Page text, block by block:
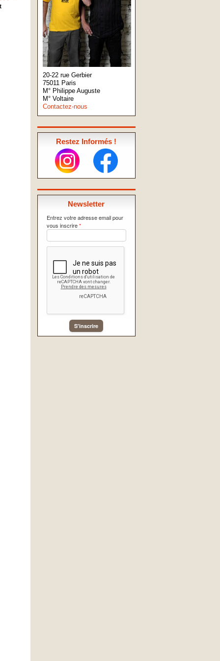
20-22 rue Gerbier
75011 Paris
M° Philippe Auguste
M° Voltaire
Contactez-nous
Restez Informés !
Newsletter
Entrez votre adresse email pour
vous inscrire*
S'inscrire